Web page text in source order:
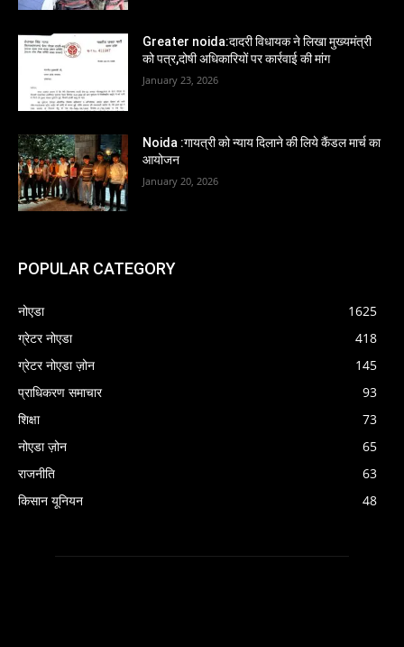
Greater noida:दादरी विधायक ने लिखा मुख्यमंत्री
को पत्र,दोषी अधिकारियों पर कार्रवाई की मांग
January 23, 2026
Noida :गायत्री को न्याय दिलाने की लिये कैंडल मार्च का
आयोजन
January 20, 2026
POPULAR CATEGORY
नोएडा
1625
ग्रेटर नोएडा
418
ग्रेटर नोएडा ज़ोन
145
प्राधिकरण समाचार
93
शिक्षा
73
नोएडा ज़ोन
65
राजनीति
63
किसान यूनियन
48